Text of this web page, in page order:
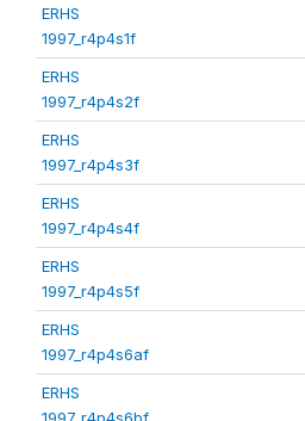
ERHS
1997_r4p4s1f
ERHS
1997_r4p4s2f
ERHS
1997_r4p4s3f
ERHS
1997_r4p4s4f
ERHS
1997_r4p4s5f
ERHS
1997_r4p4s6af
ERHS
1997_r4p4s6bf